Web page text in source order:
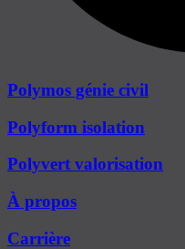
Polymos génie civil
Polyform isolation
Polyvert valorisation
À propos
Carrière